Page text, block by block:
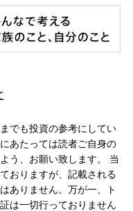
でも投資の参考にしてい
あたっては読者ご自身の
う、お願い致します。 当
おりますが、記載される
ありません。万が一、ト
は一切行っておりません